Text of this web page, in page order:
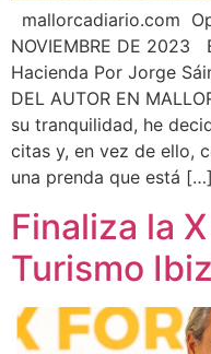
mallorcadiario.com
NOVIEMBRE DE 2023
Hacienda Por Jorge
DEL AUTOR EN
su tranquilidad, he
citas y, en vez de ello,
una prenda que está […]
Finaliza la
Turismo